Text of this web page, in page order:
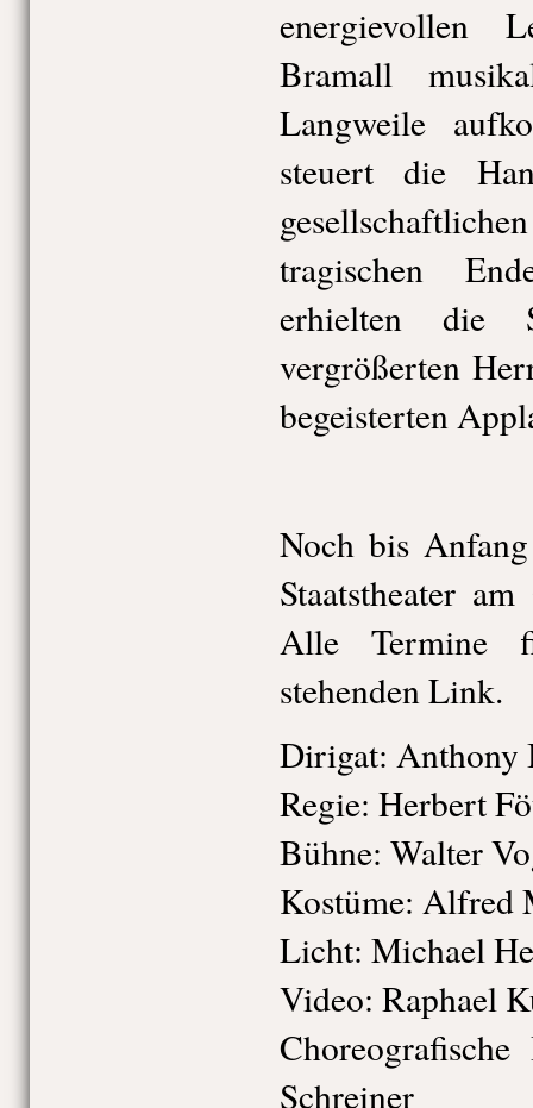
energievollen
Bramall
Langweile
steuert die
tragischen
erhielten die
vergrößerten
begeisterten
Noch bis
Staatstheater
Alle Termine
stehenden Link.
Dirigat: Anthony
Regie: Herbert
Bühne: Walter
Kostüme: Alfred
Licht: Michael
Video: Raphael
Choreografische
Schreiner